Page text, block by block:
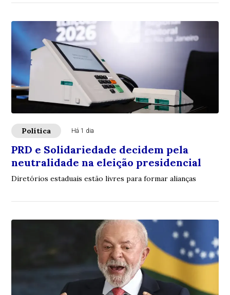
Política Há 1 dia
PRD e Solidariedade decidem pela
neutralidade na eleição presidencial
Diretórios estaduais estão livres para formar alianças